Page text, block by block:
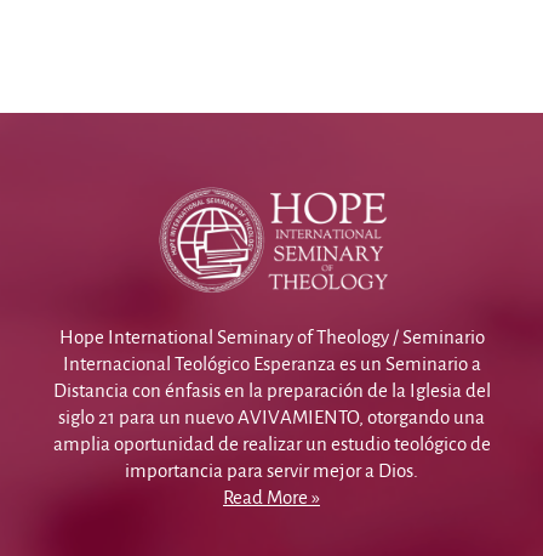
Hope International Seminary of Theology / Seminario
Internacional Teológico Esperanza es un Seminario a
Distancia con énfasis en la preparación de la Iglesia del
siglo 21 para un nuevo AVIVAMIENTO, otorgando una
amplia oportunidad de realizar un estudio teológico de
importancia para servir mejor a Dios.
Read More »